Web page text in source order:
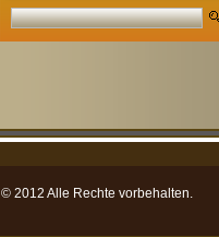
© 2012 Alle Rechte vorbehalten.